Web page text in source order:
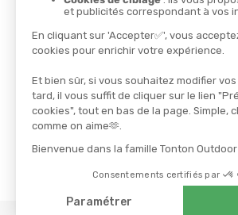
TROUVER UN MAGASIN
CONTACTEZ-NOUS